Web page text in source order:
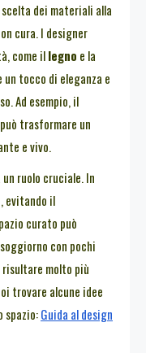
dei materiali alla
cura. I designer
come illegno e la
tocco di eleganza e
Ad esempio, il
trasformare un
e vivo.
ruolo cruciale. In
evitando il
curato può
con pochi
risultare molto più
trovare alcune idee
spazio:Guida al design